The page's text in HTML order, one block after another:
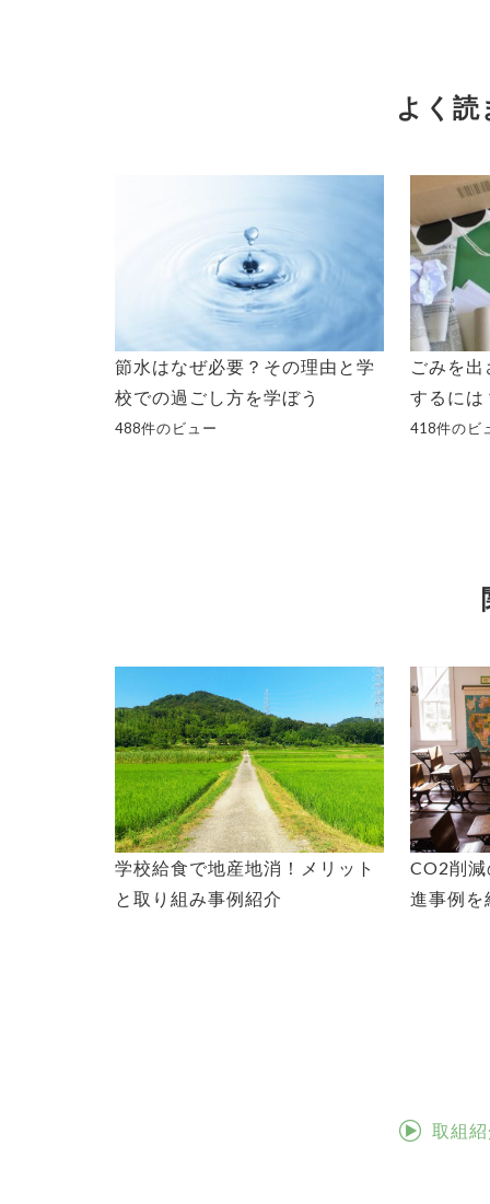
よく読
節水はなぜ必要？その理由と学
校での過ごし方を学ぼう
488件のビュー
ごみを
するに
418件のビ
学校給食で地産地消！メリット
と取り組み事例紹介
CO2削
進事例を
取組